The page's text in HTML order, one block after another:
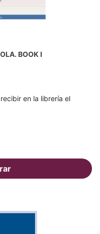
BOOK I
en la librería el